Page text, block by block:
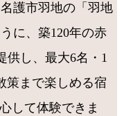
護市羽地の「羽地
に、築120年の赤
供し、最大6名・1
策まで楽しめる宿
して体験できま